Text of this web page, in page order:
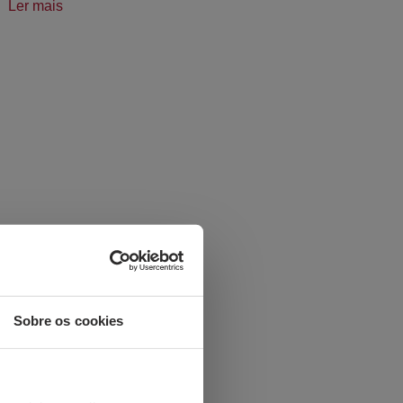
Sobre os cookies
Ler mais